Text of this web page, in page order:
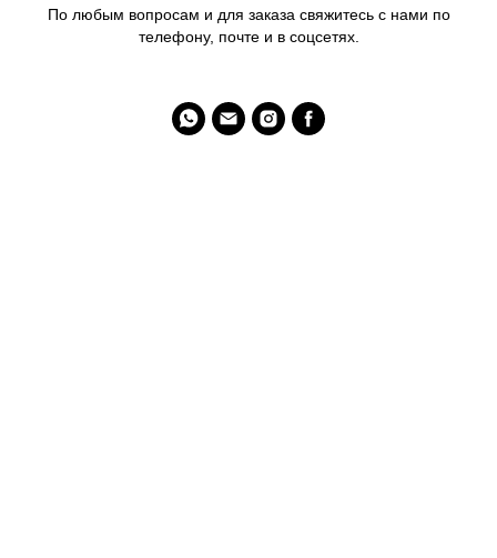
По любым вопросам и для заказа свяжитесь с нами по
телефону, почте и в соцсетях.